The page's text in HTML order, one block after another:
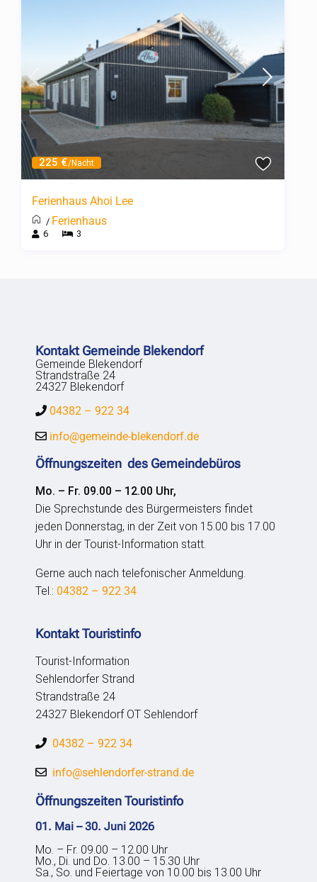
225 €/Nacht
Ferienhaus Ahoi Lee
/ Ferienhaus
6 3
Kontakt Gemeinde Blekendorf
Gemeinde Blekendorf
Strandstraße 24
24327 Blekendorf
04382 – 922 34
info@gemeinde-blekendorf.de
Öffnungszeiten des Gemeindebüros
Mo. – Fr. 09.00 – 12.00 Uhr,
Die Sprechstunde des Bürgermeisters findet
jeden Donnerstag, in der Zeit von 15.00 bis 17.00
Uhr in der Tourist-Information statt.
Gerne auch nach telefonischer Anmeldung.
Tel.: 04382 – 922 34
Kontakt Touristinfo
Tourist-Information
Sehlendorfer Strand
Strandstraße 24
24327 Blekendorf OT Sehlendorf
04382 – 922 34
info@sehlendorfer-strand.de
Öffnungszeiten Touristinfo
01. Mai – 30. Juni 2026
Mo. – Fr. 09.00 – 12.00 Uhr
Mo., Di. und Do. 13.00 – 15.30 Uhr
Sa., So. und Feiertage von 10.00 bis 13.00 Uhr